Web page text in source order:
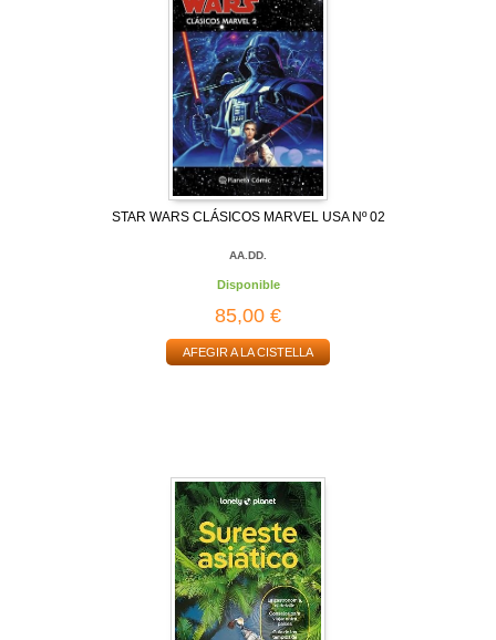
STAR WARS CLÁSICOS MARVEL USA Nº 02
AA.DD.
Disponible
85,00 €
AFEGIR A LA CISTELLA